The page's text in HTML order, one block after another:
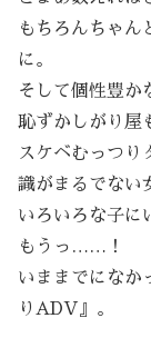
もちろんちゃん
に。
そして個性豊か
恥ずかしがり屋
スケベむっつり
識がまるでない
いろいろな子に
もうっ……！
いままでになか
りADV』。